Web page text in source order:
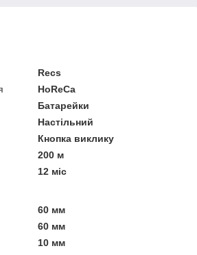
Recs
HoReCa
Батарейки
Настільний
Кнопка виклику
200 м
12 міс
60 мм
60 мм
10 мм